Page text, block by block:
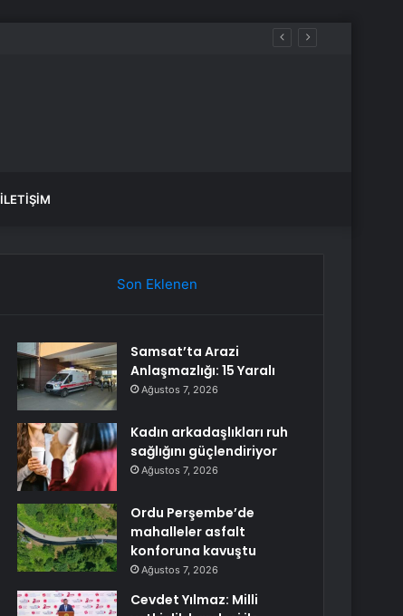
İLETIŞIM
Son Eklenen
Samsat’ta Arazi
Anlaşmazlığı: 15 Yaralı
Ağustos 7, 2026
Kadın arkadaşlıkları ruh
sağlığını güçlendiriyor
Ağustos 7, 2026
Ordu Perşembe’de
mahalleler asfalt
konforuna kavuştu
Ağustos 7, 2026
Cevdet Yılmaz: Milli